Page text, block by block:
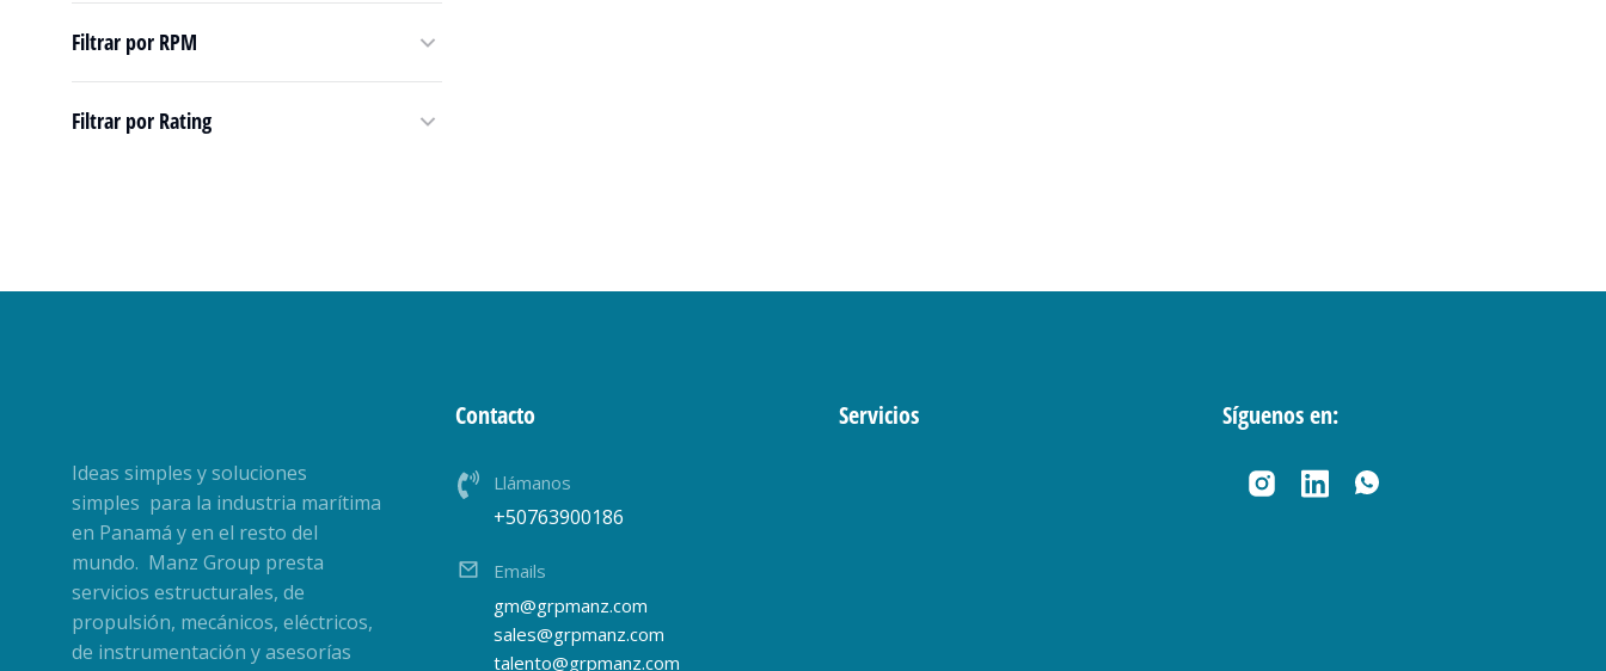
Filtrar por RPM
Filtrar por Rating
Ideas simples y soluciones
simples para la industria marítima
en Panamá y en el resto del
mundo. Manz Group presta
servicios estructurales, de
propulsión, mecánicos, eléctricos,
de instrumentación y asesorías
Contacto
Llámanos
+50763900186
Emails
gm@grpmanz.com
sales@grpmanz.com
talento@grpmanz.com
Servicios Síguenos en: